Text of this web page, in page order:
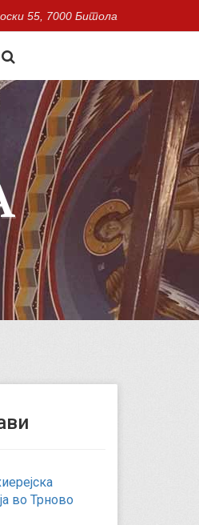
55, 7000 Битола
во Трново